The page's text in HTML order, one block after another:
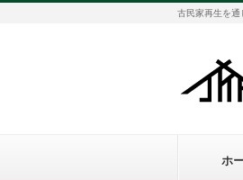
古民家再生を通
ホ